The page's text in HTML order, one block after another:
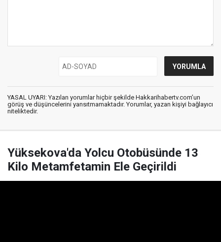
YASAL UYARI: Yazılan yorumlar hiçbir şekilde Hakkarihabertv.com’un
görüş ve düşüncelerini yansıtmamaktadır. Yorumlar, yazan kişiyi bağlayıcı
niteliktedir.
Yüksekova'da Yolcu Otobüsünde 13
Kilo Metamfetamin Ele Geçirildi